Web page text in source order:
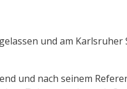
und am
und nach seinem